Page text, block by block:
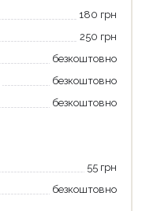
180 грн
250 грн
безкоштовно
безкоштовно
безкоштовно
55 грн
безкоштовно